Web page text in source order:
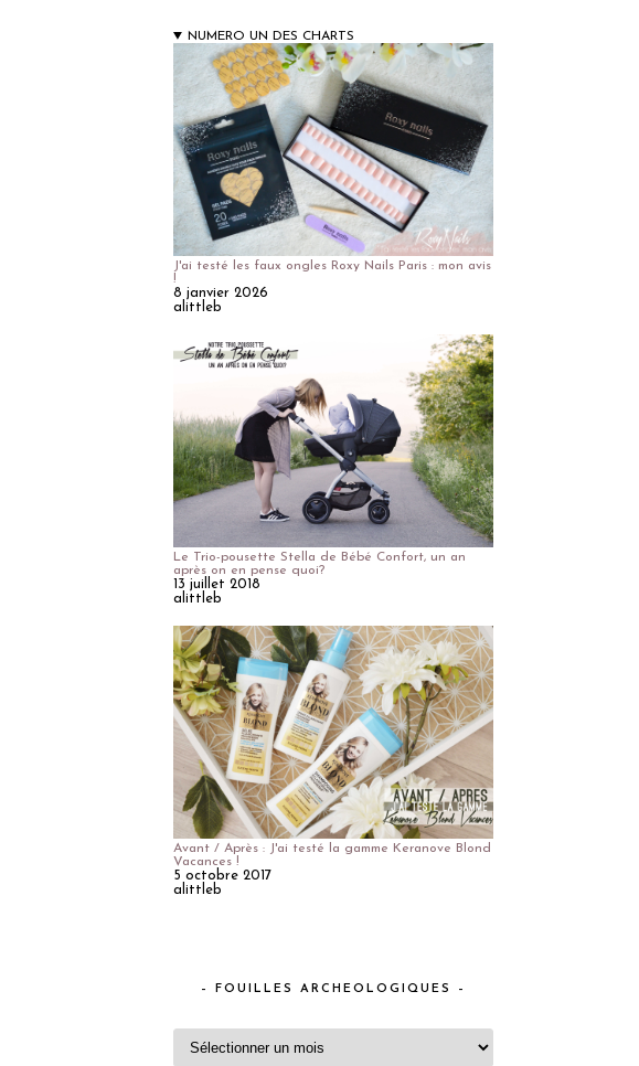
NUMERO UN DES CHARTS
J'ai testé les faux ongles Roxy Nails Paris : mon avis
!
8 janvier 2026
alittleb
Le Trio-pousette Stella de Bébé Confort, un an
après on en pense quoi?
13 juillet 2018
alittleb
Avant / Après : J'ai testé la gamme Keranove Blond
Vacances !
5 octobre 2017
alittleb
– FOUILLES ARCHEOLOGIQUES –